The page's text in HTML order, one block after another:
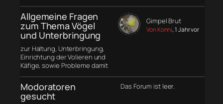
Allgemeine Fragen
zum Thema Vögel
und Unterbringung
zur Haltung, Unterbringung,
Einrichtung der Volieren und
Käfige, sowie Probleme damit
Gimpel Brut
Von Konni, 1 Jahr vor
Modoratoren
gesucht
Das Forum ist leer.